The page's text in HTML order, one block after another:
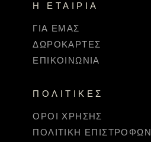
Η ΕΤΑΙΡΊΑ
ΓΙΑ ΕΜΆΣ
ΔΩΡΟΚΆΡΤΕΣ
ΕΠΙΚΟΙΝΩΝΊΑ
ΠΟΛΙΤΙΚΈΣ
ΌΡΟΙ ΧΡΉΣΗΣ
ΠΟΛΙΤΙΚΉ ΕΠΙΣΤΡΟΦΏΝ